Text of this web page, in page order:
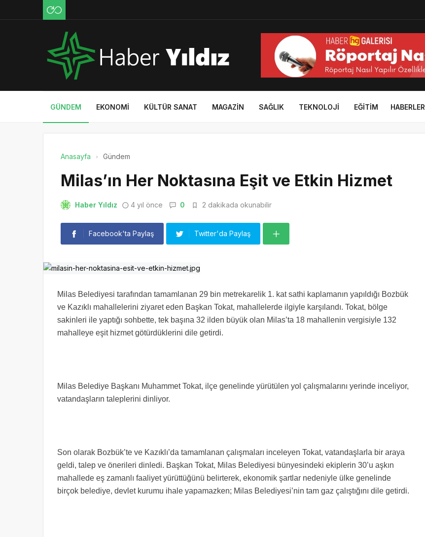
GÜNDEM EKONOMI KÜLTÜR SANAT MAGAZIN SAĞLIK TEKNOLOJI EĞITIM HABERLER
Anasayfa Gündem
Milas’ın Her Noktasına Eşit ve Etkin Hizmet
Haber Yıldız 4 yıl önce 0 2 dakikada okunabilir
Facebook'ta Paylaş Twitter'da Paylaş
Milas Belediyesi tarafından tamamlanan 29 bin metrekarelik 1. kat sathi kaplamanın yapıldığı Bozbük
ve Kazıklı mahallelerini ziyaret eden Başkan Tokat, mahallelerde ilgiyle karşılandı. Tokat, bölge
sakinleri ile yaptığı sohbette, tek başına 32 ilden büyük olan Milas’ta 18 mahallenin vergisiyle 132
mahalleye eşit hizmet götürdüklerini dile getirdi.
Milas Belediye Başkanı Muhammet Tokat, ilçe genelinde yürütülen yol çalışmalarını yerinde inceliyor,
vatandaşların taleplerini dinliyor.
Son olarak Bozbük’te ve Kazıklı’da tamamlanan çalışmaları inceleyen Tokat, vatandaşlarla bir araya
geldi, talep ve önerileri dinledi. Başkan Tokat, Milas Belediyesi bünyesindeki ekiplerin 30’u aşkın
mahallede eş zamanlı faaliyet yürüttüğünü belirterek, ekonomik şartlar nedeniyle ülke genelinde
birçok belediye, devlet kurumu ihale yapamazken; Milas Belediyesi’nin tam gaz çalıştığını dile getirdi.